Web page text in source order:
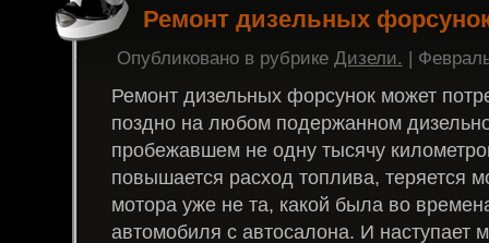
Ремонт дизельных
Опубликовано в рубрике Дизели. |
Ремонт дизельных форсунок может
поздно на любом подержанном
пробежавшем не одну тысячу
повышается расход топлива, теряется
мотора уже не та, какой была во
автомобиля с автосалона. И наступает